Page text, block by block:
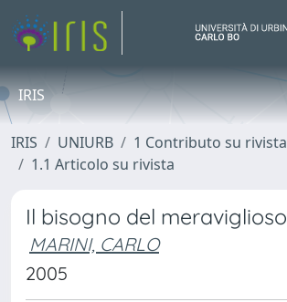
IRIS
IRIS UNIURB
1 Contributo su rivista
1.1 Articolo su rivista
Il bisogno del meraviglioso
MARINI, CARLO
2005